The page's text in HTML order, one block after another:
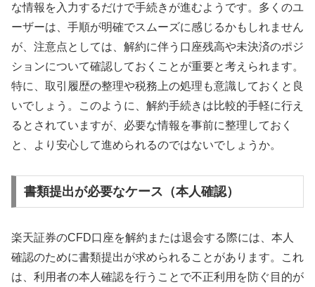
な情報を入力するだけで手続きが進むようです。多くのユ
ーザーは、手順が明確でスムーズに感じるかもしれません
が、注意点としては、解約に伴う口座残高や未決済のポジ
ションについて確認しておくことが重要と考えられます。
特に、取引履歴の整理や税務上の処理も意識しておくと良
いでしょう。このように、解約手続きは比較的手軽に行え
るとされていますが、必要な情報を事前に整理しておく
と、より安心して進められるのではないでしょうか。
書類提出が必要なケース（本人確認）
楽天証券のCFD口座を解約または退会する際には、本人
確認のために書類提出が求められることがあります。これ
は、利用者の本人確認を行うことで不正利用を防ぐ目的が